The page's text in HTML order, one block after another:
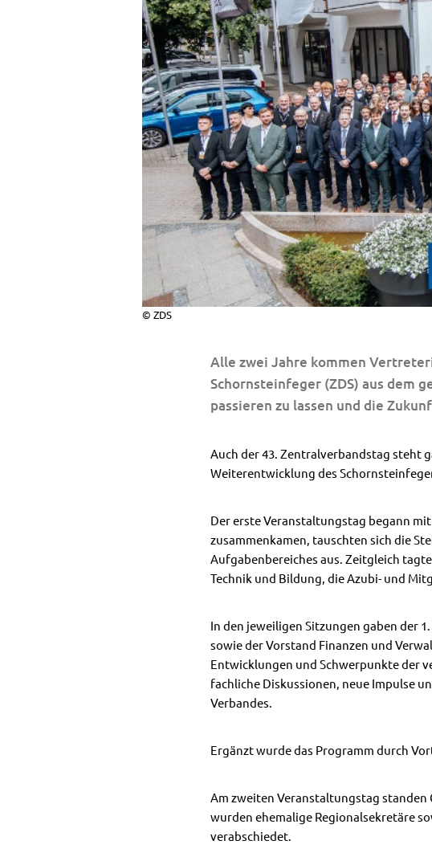
© ZDS
Alle zwei Jahre kommen
Schornsteinfeger (ZDS) aus dem
passieren zu lassen und die
Auch der 43. Zentralverbandstag steht
Weiterentwicklung des
Der erste Veranstaltungstag begann
zusammenkamen, tauschten sich die
Aufgabenbereiches aus. Zeitgleich
Technik und Bildung, die Azubi- und
In den jeweiligen Sitzungen gaben der
sowie der Vorstand Finanzen und
Entwicklungen und Schwerpunkte der
fachliche Diskussionen, neue Impulse
Verbandes.
Ergänzt wurde das Programm durch
Am zweiten Veranstaltungstag standen
wurden ehemalige Regionalsekretäre
verabschiedet.